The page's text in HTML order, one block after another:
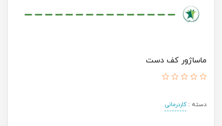
ماساژور کف دست
دسته :کاردرمانی